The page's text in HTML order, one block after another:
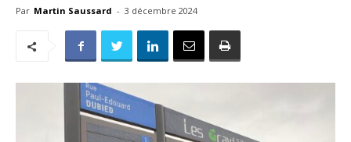
Par Martin Saussard - 3 décembre 2024